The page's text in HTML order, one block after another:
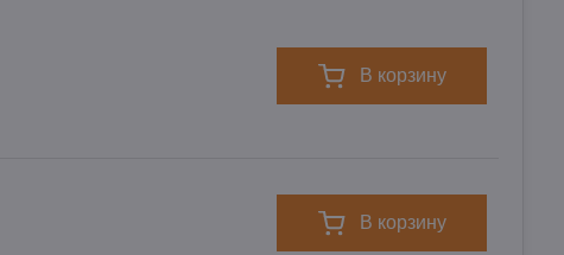
в корзину
в корзину